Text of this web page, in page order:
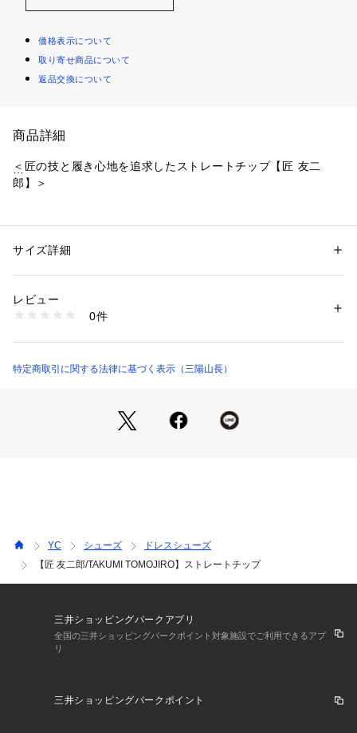
価格表示について
取り寄せ商品について
返品交換について
商品詳細
＜匠の技と履き心地を追求したストレートチップ【匠 友二
郎】＞
【製法】
にはない屈曲性を実現したフレキシブルグッドイヤーウェルト
製法。履いた瞬間から柔らかさ、しなやかさを実感できます。
シンプルなデザインにアイレット横のスワンネックステッチが
ソールはブラックとナチュラルの半カラス仕上げに、土踏まず
に丸みを持たせ絞り込むベヴェルドウエスト仕様と匠の技が随
【素材】
履きこめば履きこむほどにエイジングをし、磨けば磨くほどに
＜サイズ表記について＞
70：25.0cm
性別：メンズ
素材：牛革
商品番号：
Q7402017-- （ショップ）
サイズ詳細
レビュー
0件
特定商取引に関する法律に基づく表示（三陽山長）
YC シューズ
ドレスシューズ
【匠 友二郎/TAKUMI TOMOJIRO】ストレートチップ
三井ショッピングパークアプリ
全国の三井ショッピングパークポイント対象施設でご利用できるアプ
リ
三井ショッピングパークポイント